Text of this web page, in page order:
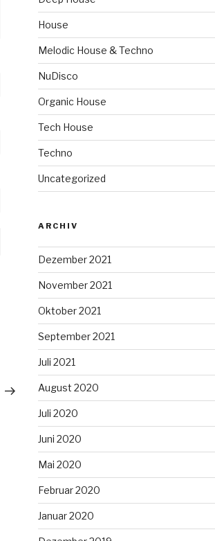
House
Melodic House & Techno
NuDisco
Organic House
Tech House
Techno
Uncategorized
ARCHIV
Dezember 2021
November 2021
Oktober 2021
September 2021
Juli 2021
August 2020
Juli 2020
Juni 2020
Mai 2020
Februar 2020
Januar 2020